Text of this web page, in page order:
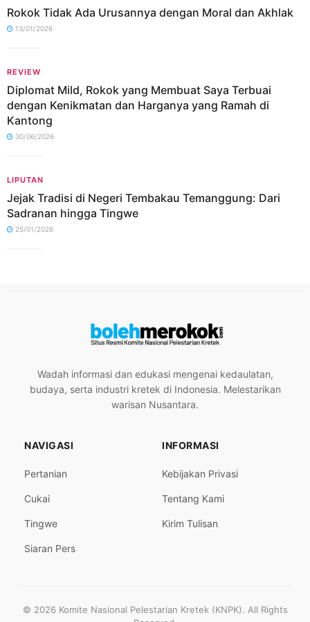
Rokok Tidak Ada Urusannya dengan Moral dan Akhlak
13/01/2026
REVIEW
Diplomat Mild, Rokok yang Membuat Saya Terbuai
dengan Kenikmatan dan Harganya yang Ramah di
Kantong
30/06/2026
LIPUTAN
Jejak Tradisi di Negeri Tembakau Temanggung: Dari
Sadranan hingga Tingwe
25/01/2026
Wadah informasi dan edukasi mengenai kedaulatan,
budaya, serta industri kretek di Indonesia. Melestarikan
warisan Nusantara.
NAVIGASI
Pertanian
Cukai
Tingwe
Siaran Pers
INFORMASI
Kebijakan Privasi
Tentang Kami
Kirim Tulisan
© 2026 Komite Nasional Pelestarian Kretek (KNPK). All Rights